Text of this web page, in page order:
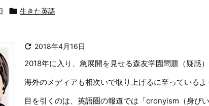
 生きた英語
 2018年4月16日
2018年に入り、急展開を見せる森友学園問題（疑惑）
海外のメディアも相次いで取り上げるに至っているよ
目を引くのは、英語圏の報道では「cronyism（身び